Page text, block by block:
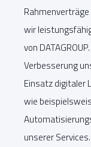
wir
von
Verbesserung
Einsatz digitaler
wie
unserer